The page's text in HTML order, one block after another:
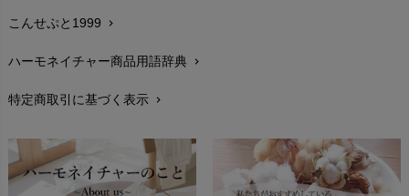
お手入れについて
レビューを書こうchevron_right
返品交換chevron_right
FAXでのご注文
お問い合わせchevron_right
こんせぷと1999 chevron_right
ハーモネイチャー商品用語辞典 chevron_right
特定商取引に基づく表示 chevron_right